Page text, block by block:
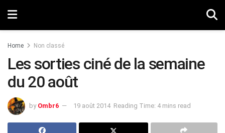
Home Non classé
Les sorties ciné de la semaine
du 20 août
by Ombr6 19 août 2014 Reading Time: 4 mins read